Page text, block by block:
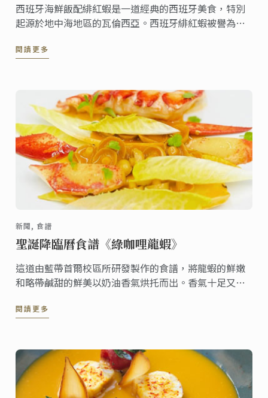
西班牙海鮮飯配緋紅蝦是一道經典的西班牙美食，特別
起源於地中海地區的瓦倫西亞。西班牙緋紅蝦被譽為世
野生蝦，其蝦膏香濃美味，令人一試傾心，這是道以各
閱讀更多
新聞, 食譜
聖誕降臨曆食譜《綠咖哩龍蝦》
這道由藍帶首爾校區所研發製作的食譜，將龍蝦的鮮嫩
和略帶鹹甜的鮮美以奶油香氣烘托而出。香氣十足又溫
閱讀更多